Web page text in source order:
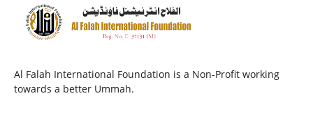
Al Falah International Foundation is a Non-Profit working
towards a better Ummah.